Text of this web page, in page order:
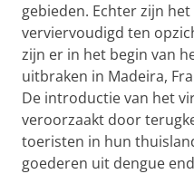
gebieden. Echter zijn
verviervoudigd ten
zijn er in het begin van
uitbraken in Madeira,
De introductie van het
veroorzaakt door
toeristen in hun
goederen uit dengue